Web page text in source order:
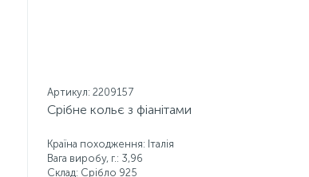
Артикул: 2209157
Срібне кольє з фіанітами
Країна походження: Італія
Вага виробу, г.: 3,96
Склад: Срібло 925